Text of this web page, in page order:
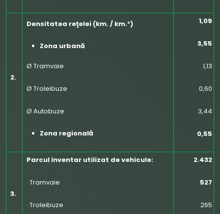
2.
Densitatea reţelei (km. / km.²)
Zona urbană
Ø Tramvaie
Ø Troleibuze
Ø Autobuze
Zona regională
1,09
3,55
1,13
0,60
3,44
0,55
3.
Parcul inventar utilizat de vehicule:
· Tramvaie
· Troleibuze
2.432
527
265